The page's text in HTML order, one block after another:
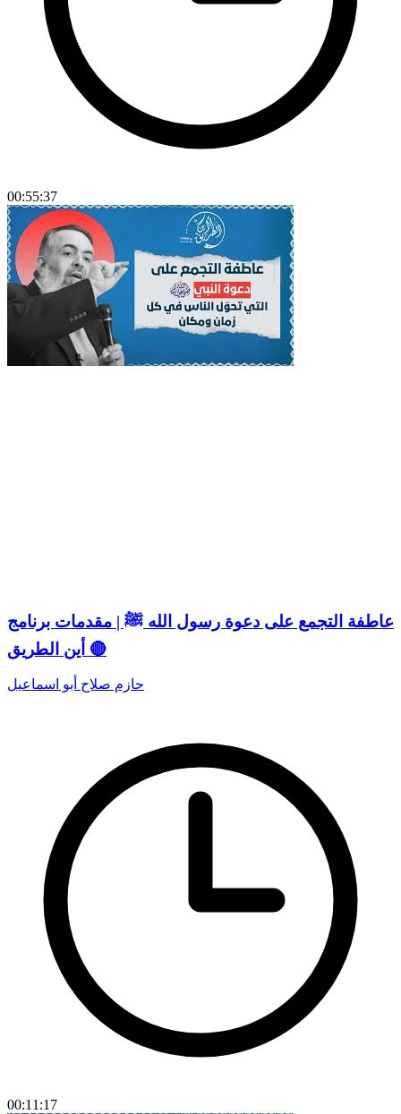
00:55:37
عاطفة التجمع على دعوة رسول الله ﷺ | مقدمات برنامج
أين الطريق 🔴
حازم صلاح أبو اسماعيل
00:11:17